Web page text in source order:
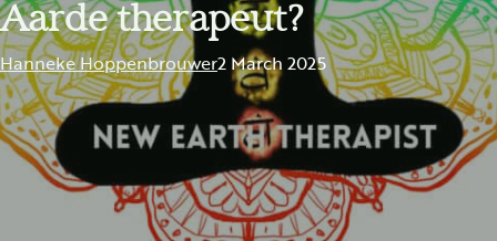
Aarde therapeut?
Hanneke Hoppenbrouwer2 March 2025